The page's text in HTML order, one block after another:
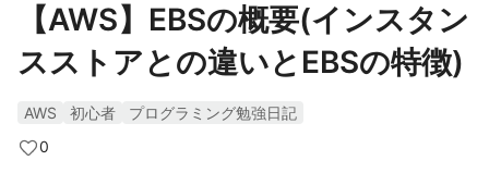
【AWS】EBSの概要(インスタン
スストアとの違いとEBSの特徴)
AWS 初心者
プログラミング勉強日記
0